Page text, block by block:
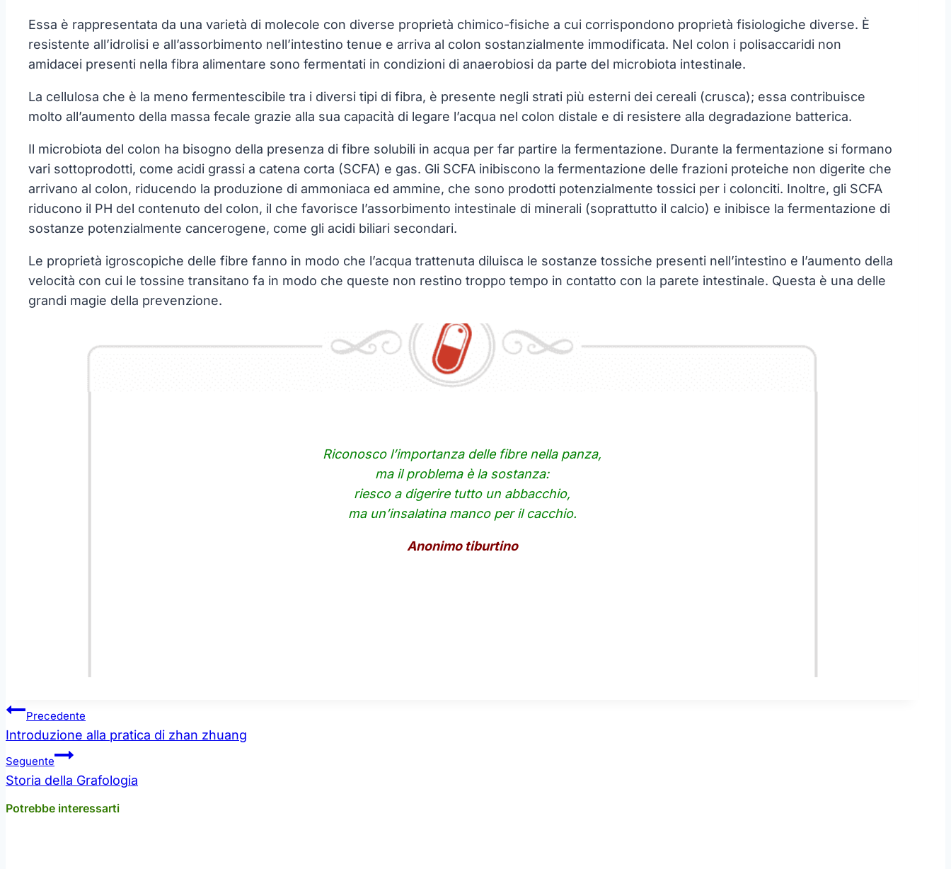
Essa è rappresentata da una varietà di molecole con diverse proprietà chimico-fisiche a cui corrispondono proprietà fisiologiche diverse. È
resistente all’idrolisi e all’assorbimento nell’intestino tenue e arriva al colon sostanzialmente immodificata. Nel colon i polisaccaridi non
amidacei presenti nella fibra alimentare sono fermentati in condizioni di anaerobiosi da parte del microbiota intestinale.
La cellulosa che è la meno fermentescibile tra i diversi tipi di fibra, è presente negli strati più esterni dei cereali (crusca); essa contribuisce
molto all’aumento della massa fecale grazie alla sua capacità di legare l’acqua nel colon distale e di resistere alla degradazione batterica.
Il microbiota del colon ha bisogno della presenza di fibre solubili in acqua per far partire la fermentazione. Durante la fermentazione si formano
vari sottoprodotti, come acidi grassi a catena corta (SCFA) e gas. Gli SCFA inibiscono la fermentazione delle frazioni proteiche non digerite che
arrivano al colon, riducendo la produzione di ammoniaca ed ammine, che sono prodotti potenzialmente tossici per i colonciti. Inoltre, gli SCFA
riducono il PH del contenuto del colon, il che favorisce l’assorbimento intestinale di minerali (soprattutto il calcio) e inibisce la fermentazione di
sostanze potenzialmente cancerogene, come gli acidi biliari secondari.
Le proprietà igroscopiche delle fibre fanno in modo che l’acqua trattenuta diluisca le sostanze tossiche presenti nell’intestino e l’aumento della
velocità con cui le tossine transitano fa in modo che queste non restino troppo tempo in contatto con la parete intestinale. Questa è una delle
grandi magie della prevenzione.
Riconosco l’importanza delle fibre nella panza,
ma il problema è la sostanza:
riesco a digerire tutto un abbacchio,
ma un’insalatina manco per il cacchio.
Anonimo tiburtino
Navigazione
articoli
Precedente
Introduzione alla pratica di zhan zhuang
Seguente
Storia della Grafologia
Potrebbe interessarti